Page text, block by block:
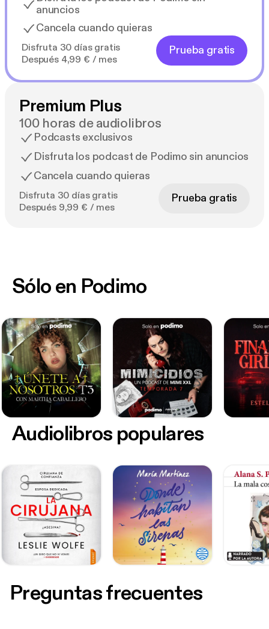
anuncios
Cancela cuando quieras
Disfruta 30 días gratis
Después 4,99 € / mes
Prueba gratis
Premium Plus
100 horas de audiolibros
Podcasts exclusivos
Disfruta los podcast de Podimo sin anuncios
Cancela cuando quieras
Disfruta 30 días gratis
Después 9,99 € / mes
Prueba gratis
Sólo en Podimo
Audiolibros populares
Preguntas frecuentes